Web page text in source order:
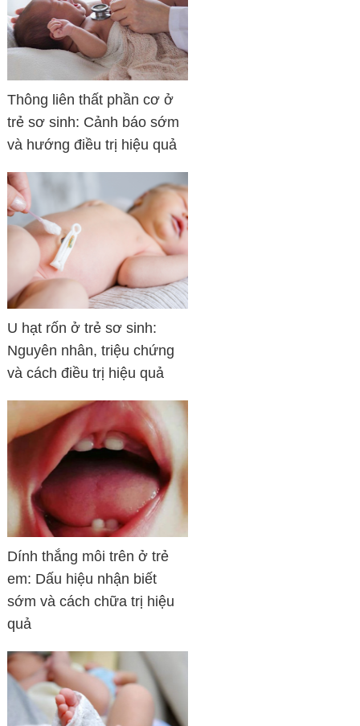
Thông liên thất phần cơ ở
trẻ sơ sinh: Cảnh báo sớm
và hướng điều trị hiệu quả
U hạt rốn ở trẻ sơ sinh:
Nguyên nhân, triệu chứng
và cách điều trị hiệu quả
Dính thắng môi trên ở trẻ
em: Dấu hiệu nhận biết
sớm và cách chữa trị hiệu
quả